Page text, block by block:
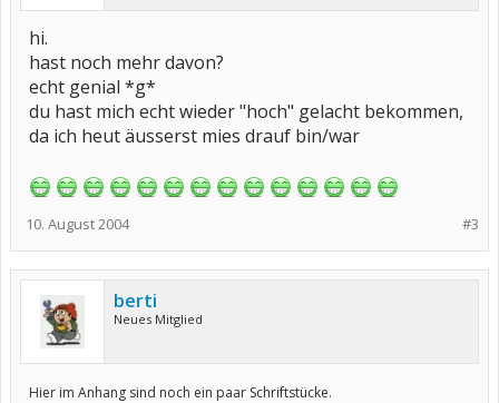
hi.
hast noch mehr davon?
echt genial *g*
du hast mich echt wieder "hoch" gelacht bekommen,
da ich heut äusserst mies drauf bin/war
#3
10. August 2004
berti
Neues Mitglied
Hier im Anhang sind noch ein paar Schriftstücke.